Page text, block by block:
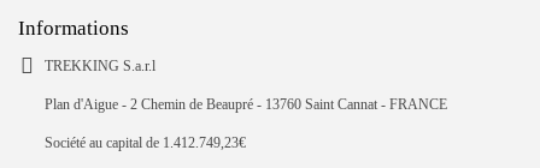
Informations
TREKKING S.a.r.l
Plan d'Aigue - 2 Chemin de Beaupré - 13760 Saint Cannat - FRANCE
Société au capital de 1.412.749,23€